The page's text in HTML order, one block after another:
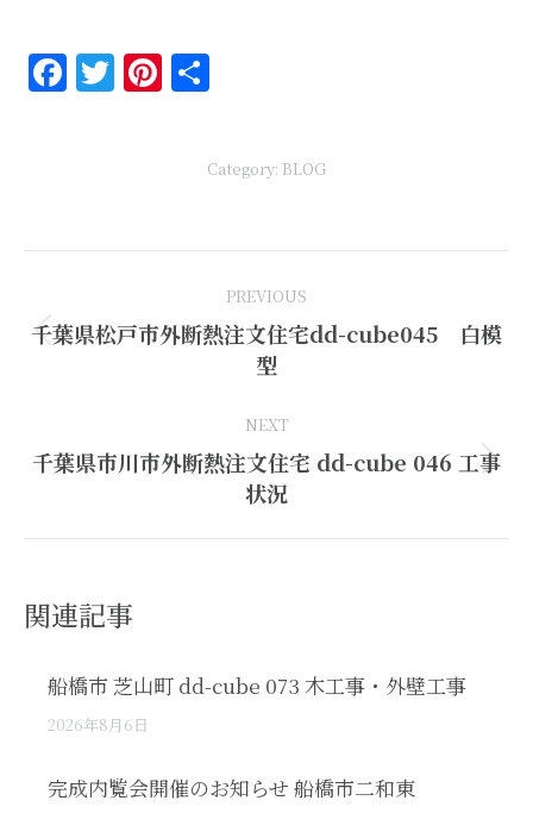
Facebook
Twitter
Pinterest
Category: BLOG
PREVIOUS
Previous
post:
千葉県松戸市外断熱注文住宅dd-cube045 白模
型
NEXT
Next
post:
千葉県市川市外断熱注文住宅 dd-cube 046 工事
状況
関連記事
船橋市 芝山町 dd-cube 073 木工事・外壁工事
2026年8月6日
完成内覧会開催のお知らせ 船橋市二和東